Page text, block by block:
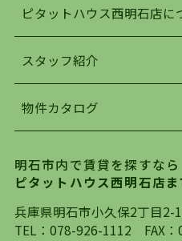
明石駅・西明石駅を中心
でお部屋探している方は
お探しになってください
を行っており地域最大級
ります。店頭で限られた
自身でインターネットを
探していただき、選択し
対して、専門知識を持っ
せていただくスタイルを
ピタットハウス西明石店に
スタッフ紹介
物件カタログ
明石市内で賃貸を探すなら
ピタットハウス西明石店ま
兵庫県明石市小久保2丁目2-
TEL： 078-926-1112 FAX